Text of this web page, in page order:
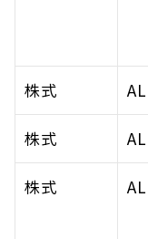
株式
株式
株式